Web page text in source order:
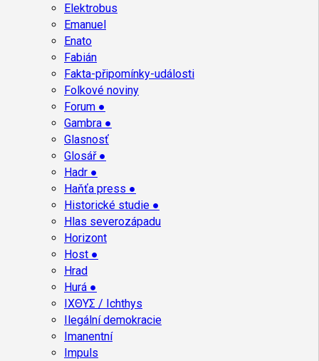
Elektrobus
Emanuel
Enato
Fabián
Fakta-připomínky-události
Folkové noviny
Forum ●
Gambra ●
Glasnosť
Glosář ●
Hadr ●
Haňťa press ●
Historické studie ●
Hlas severozápadu
Horizont
Host ●
Hrad
Hurá ●
ΙΧΘΥΣ / Ichthys
Ilegální demokracie
Imanentní
Impuls